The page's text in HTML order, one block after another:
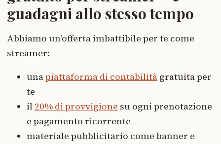
guadagni allo stesso tempo
Abbiamo un'offerta imbattibile per te come
streamer:
unapiattaforma di contabilità gratuita per
te
il 20% di provvigione su ogni prenotazione
e pagamento ricorrente
materiale pubblicitario come banner e